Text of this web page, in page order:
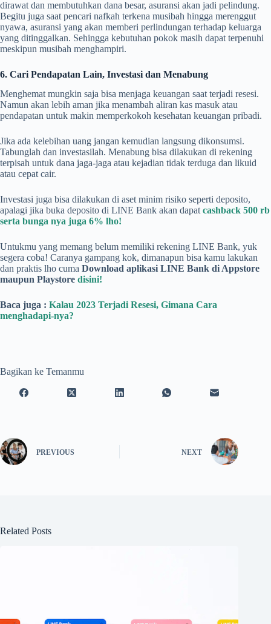
dirawat dan membutuhkan dana besar, asuransi akan jadi pelindung.
Begitu juga saat pencari nafkah terkena musibah hingga merenggut
nyawa, asuransi yang akan memberi perlindungan terhadap keluarga
yang ditinggalkan. Sehingga kebutuhan pokok masih dapat terpenuhi
meskipun musibah menghampiri.
6. Cari Pendapatan Lain, Investasi dan Menabung
Menghemat mungkin saja bisa menjaga keuangan saat terjadi resesi.
Namun akan lebih aman jika menambah aliran kas masuk atau
pendapatan untuk makin memperkokoh kesehatan keuangan pribadi.
Jika ada kelebihan uang jangan kemudian langsung dikonsumsi.
Tabunglah dan investasilah. Menabung bisa dilakukan di rekening
terpisah untuk dana jaga-jaga atau kejadian tidak terduga dan likuid
atau cepat cair.
Investasi juga bisa dilakukan di aset minim risiko seperti deposito,
apalagi jika buka deposito di LINE Bank akan dapat cashback 500 rb
serta bunga nya juga 6% lho!
Untukmu yang memang belum memiliki rekening LINE Bank, yuk
segera coba! Caranya gampang kok, dimanapun bisa kamu lakukan
dan praktis lho cuma Download aplikasi LINE Bank di Appstore
maupun Playstore disini!
Baca juga : Kalau 2023 Terjadi Resesi, Gimana Cara
menghadapi-nya?
Bagikan ke Temanmu
PREVIOUS NEXT
Related Posts